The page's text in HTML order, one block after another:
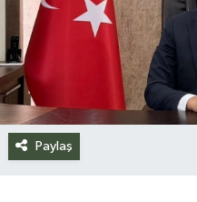
Paylaş
Teknoloji
Yazarlar